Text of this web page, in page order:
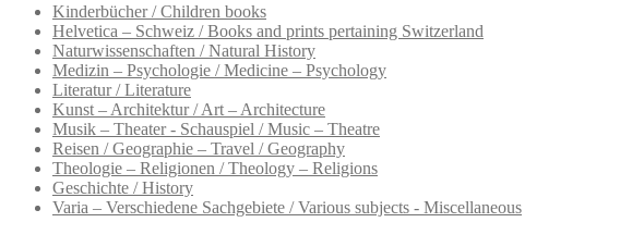
Kinderbücher / Children books
Helvetica – Schweiz / Books and prints pertaining Switzerland
Naturwissenschaften / Natural History
Medizin – Psychologie / Medicine – Psychology
Literatur / Literature
Kunst – Architektur / Art – Architecture
Musik – Theater - Schauspiel / Music – Theatre
Reisen / Geographie – Travel / Geography
Theologie – Religionen / Theology – Religions
Geschichte / History
Varia – Verschiedene Sachgebiete / Various subjects - Miscellaneous